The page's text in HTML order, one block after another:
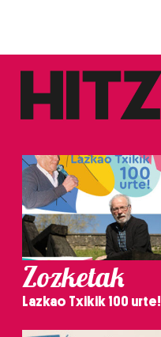
Zozketak
Lazkao Txikik 100 urte!